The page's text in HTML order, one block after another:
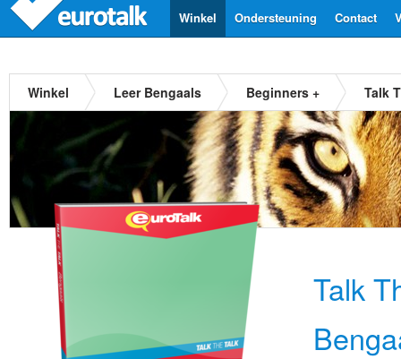
Contact
Ondersteuning
Winkel
Winkel Leer Bengaals Beginners + Talk
Talk